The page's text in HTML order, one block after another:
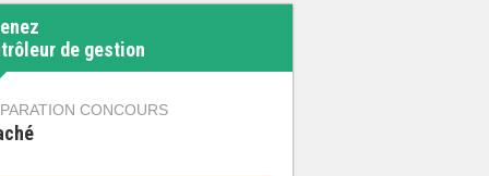
de gestion
CONCOURS